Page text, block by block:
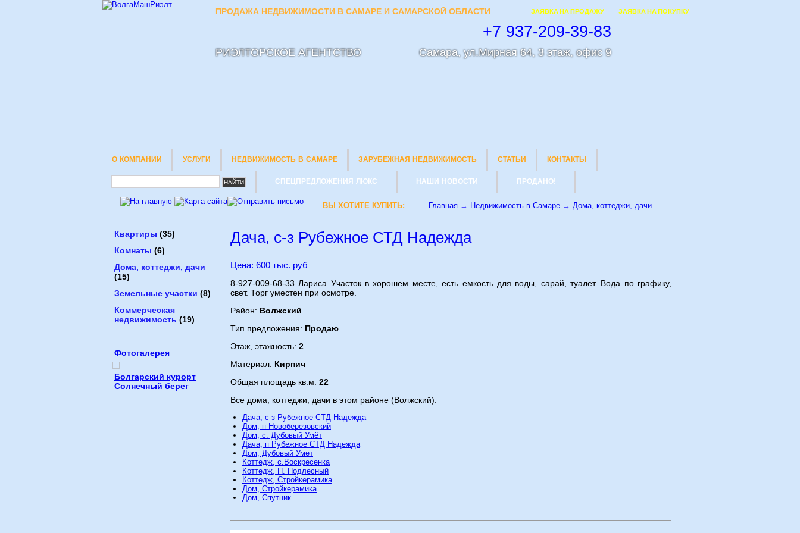
ПРОДАЖА НЕДВИЖИМОСТИ В САМАРЕ И САМАРСКОЙ ОБЛАСТИ ЗАЯВКА НА ПОКУПКУ
ЗАЯВКА НА ПРОДАЖУ
РИЭЛТОРСКОЕ АГЕНТСТВО Самара, ул.Мирная 64, 3 этаж, офис 9
+7 937-209-39-83
О КОМПАНИИ УСЛУГИ НЕДВИЖИМОСТЬ В САМАРЕ ЗАРУБЕЖНАЯ НЕДВИЖИМОСТЬ СТАТЬИ КОНТАКТЫ
СПЕЦПРЕДЛОЖЕНИЯ ЛЮКС НАШИ НОВОСТИ ПРОДАНО!
ВЫ ХОТИТЕ КУПИТЬ: Главная → Недвижимость в Самаре → Дома, коттеджи, дачи
Квартиры (35)
Комнаты (6)
Дома, коттеджи, дачи
(15)
Земельные участки (8)
Коммерческая
недвижимость (19)
Фотогалерея
Болгарский курорт
Солнечный берег
Дача, с-з Рубежное СТД Надежда
Цена: 600 тыс. руб
8-927-009-68-33 Лариса Участок в хорошем месте, есть емкость для воды, сарай, туалет. Вода по графику,
свет. Торг уместен при осмотре.
Район: Волжский
Тип предложения: Продаю
Этаж, этажность: 2
Материал: Кирпич
Общая площадь кв.м: 22
Все дома, коттеджи, дачи в этом районе (Волжский):
Дача, с-з Рубежное СТД Надежда
Дом, п Новоберезовский
Дом, с. Дубовый Умёт
Дача, п Рубежное СТД Надежда
Дом, Дубовый Умет
Коттедж, с.Воскресенка
Коттедж, П. Подлесный
Коттедж, Стройкерамика
Дом, Стройкерамика
Дом, Спутник